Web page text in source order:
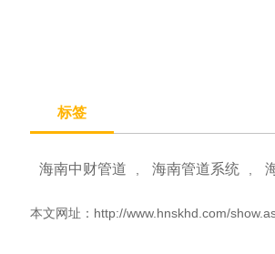
标签
海南中财管道 海南管道系统
本文网址： http://www.hnskhd.com/